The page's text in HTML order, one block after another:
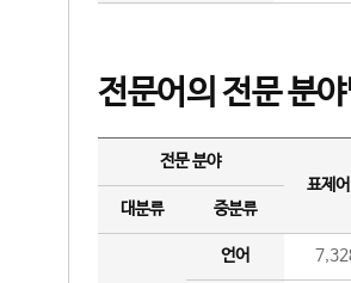
전문어의 전문 분
전문 분야
표제
대분류
중분류
언어